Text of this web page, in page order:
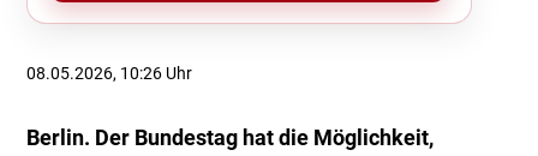
08.05.2026, 10:26 Uhr
Berlin. Der Bundestag hat die Möglichkeit,